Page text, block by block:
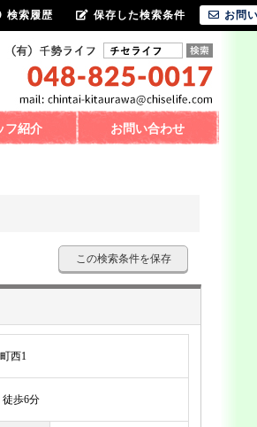
フ紹介 お問い合わせ
この検索条件を保存
西1
歩6分
検索履歴 保存した検索条件 お問